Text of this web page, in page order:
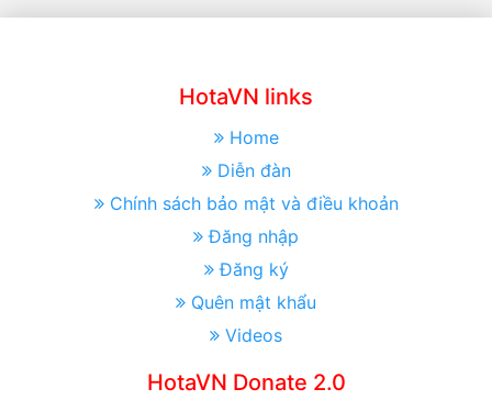
HotaVN links
Home
Diễn đàn
Chính sách bảo mật và điều khoản
Đăng nhập
Đăng ký
Quên mật khẩu
Videos
HotaVN Donate 2.0